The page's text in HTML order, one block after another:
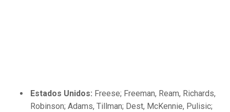
Estados Unidos: Freese; Freeman, Ream, Richards,
Robinson; Adams, Tillman; Dest, McKennie, Pulisic;